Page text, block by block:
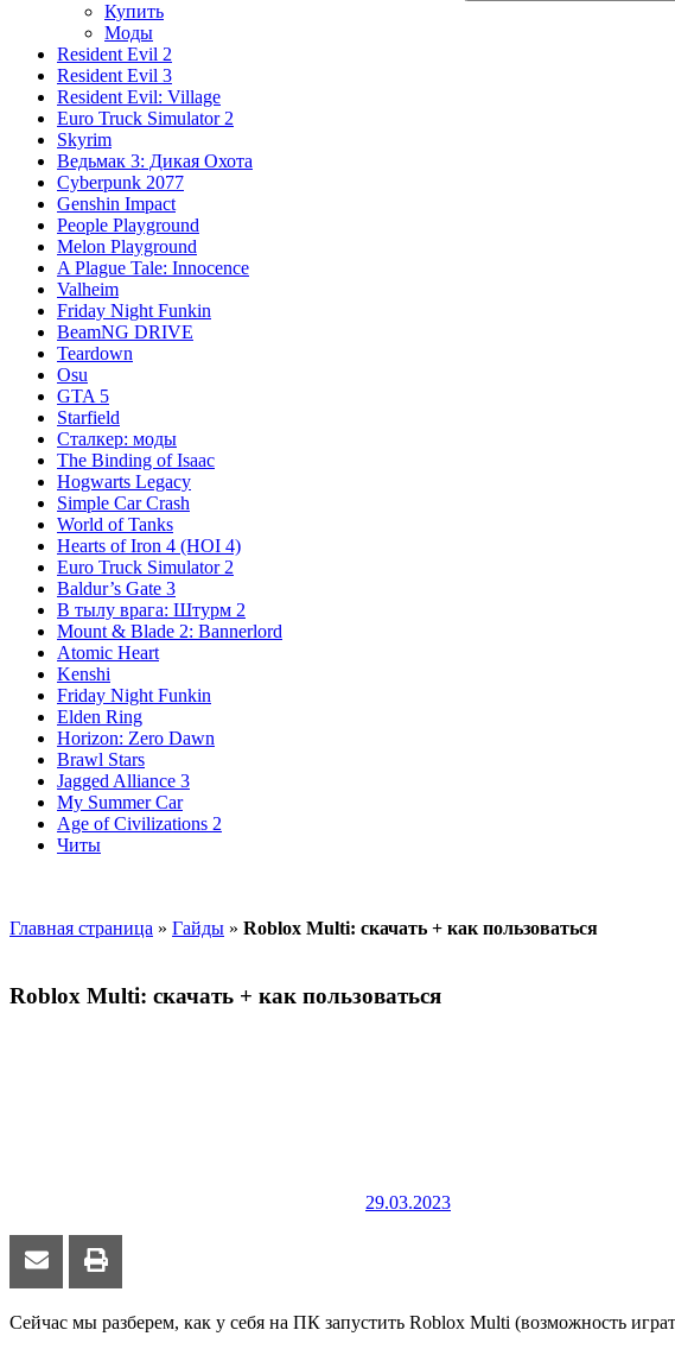
Купить
Моды
Resident Evil 2
Resident Evil 3
Resident Evil: Village
Euro Truck Simulator 2
Skyrim
Ведьмак 3: Дикая Охота
Cyberpunk 2077
Genshin Impact
People Playground
Melon Playground
A Plague Tale: Innocence
Valheim
Friday Night Funkin
BeamNG DRIVE
Teardown
Osu
GTA 5
Starfield
Сталкер: моды
The Binding of Isaac
Hogwarts Legacy
Simple Car Crash
World of Tanks
Hearts of Iron 4 (HOI 4)
Euro Truck Simulator 2
Baldur’s Gate 3
В тылу врага: Штурм 2
Mount & Blade 2: Bannerlord
Atomic Heart
Kenshi
Friday Night Funkin
Elden Ring
Horizon: Zero Dawn
Brawl Stars
Jagged Alliance 3
My Summer Car
Age of Civilizations 2
Читы
Главная страница » Гайды » Roblox Multi: скачать + как пользоваться
Roblox Multi: скачать + как пользоваться
29.03.2023
Сейчас мы разберем, как у себя на ПК запустить Roblox Multi (возможность